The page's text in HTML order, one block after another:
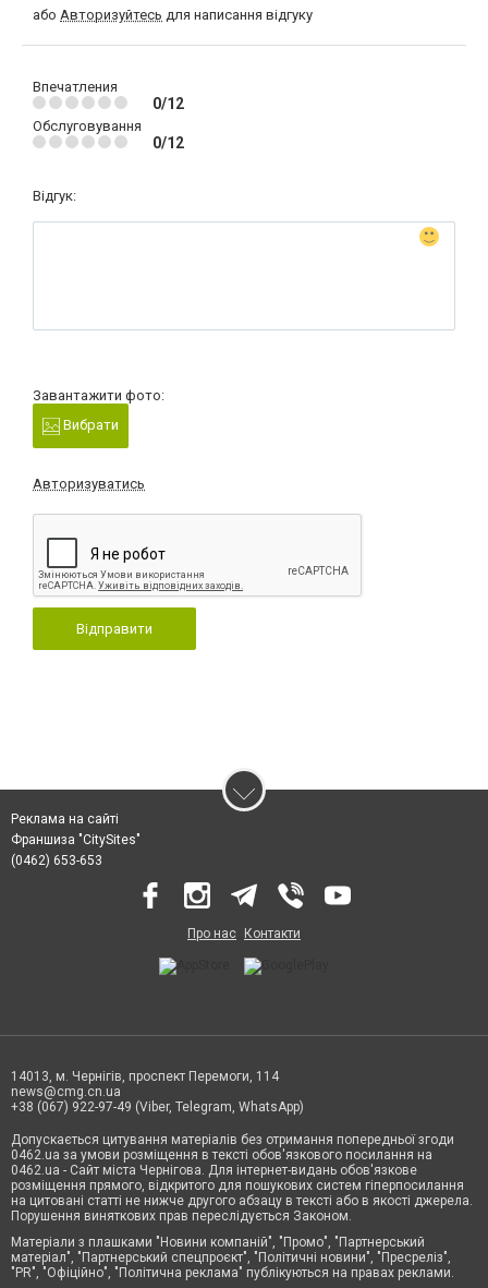
або Авторизуйтесь для написання відгуку
Впечатления
0/12
Обслуговування
0/12
Відгук:
Завантажити фото:
Вибрати
Авторизуватись
Відправити
Реклама на сайті
Франшиза "CitySites"
(0462) 653-653
Про нас Контакти
14013, м. Чернігів, проспект Перемоги, 114
news@cmg.cn.ua
+38 (067) 922-97-49 (Viber, Telegram, WhatsApp)
Допускається цитування матеріалів без отримання попередньої згоди
0462.ua за умови розміщення в тексті обов'язкового посилання на
0462.ua - Сайт міста Чернігова. Для інтернет-видань обов'язкове
розміщення прямого, відкритого для пошукових систем гіперпосилання
на цитовані статті не нижче другого абзацу в тексті або в якості джерела.
Порушення виняткових прав переслідується Законом.
Матеріали з плашками "Новини компаній", "Промо", "Партнерський
матеріал", "Партнерський спецпроєкт", "Політичні новини", "Пресреліз",
"PR", "Офіційно", "Політична реклама" публікуються на правах реклами.